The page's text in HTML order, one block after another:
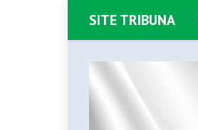
SITE TRIBUNA